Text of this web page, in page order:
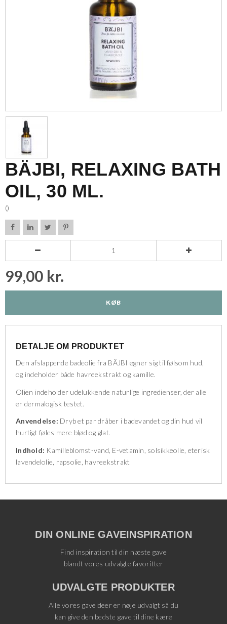
BÄJBI, RELAXING BATH
OIL, 30 ML.
()
   
 
99,00 kr.
KØB
DETALJE OM PRODUKTET
Den afslappende badeolie fra BÄJBI egner sig til følsom hud,
og indeholder både havreekstrakt og kamille.
Olien indeholder udelukkende naturlige ingredienser, der alle
er dermalogisk testet.
Anvendelse: Dryb et par dråber i badevandet og din hud vil
hurtigt føles mere blød og glat.
Indhold: Kamilleblomst-vand, E-vetamin, solsikkeolie, eterisk
lavendelolie, rapsolie, havreekstrakt
DIN ONLINE GAVEINSPIRATION
Find inspiration til din næste gave
blandt vores udvalgte favoritter
UDVALGTE PRODUKTER
Alle vores gaveideer er nøje udvalgt så du
kan give den bedste gave til dine kære